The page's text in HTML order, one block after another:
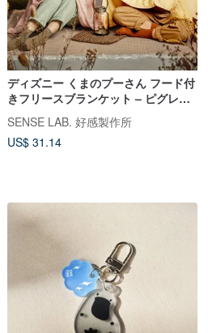
ディズニー くまのプーさん フード付
きフリースブランケット – ピグレッ
ト（ピンク）
SENSE LAB. 好感製作所
US$ 31.14